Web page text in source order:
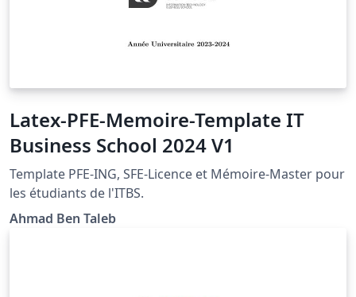
Latex-PFE-Memoire-Template IT
Business School 2024 V1
Template PFE-ING, SFE-Licence et Mémoire-Master pour
les étudiants de l'ITBS.
Ahmad Ben Taleb